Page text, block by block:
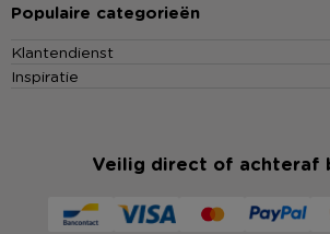
Populaire categorieën
Klantendienst
Inspiratie
Veilig direct of achteraf